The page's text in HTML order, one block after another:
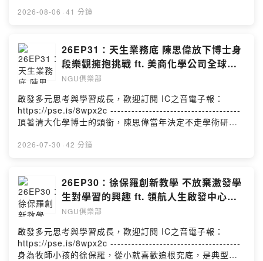
多並一展所長，也因職務關係接觸到公益領域，殊不知也
驗，後來，面對母親生病離世，和妻子流產等壓力，羅文
金靠著信仰度過難關，更毅然決定投入非營利組織工作，
幫助職場人士學習如何將工作結合信仰，結合，達到雙職
事奉與身心靈的平衡。-------------------------------------企
劃 | 王涵製作 | 王涵
2026-08-06 · 41 分鐘
26EP31：天生業務底 陳思偉放下博士身
段樂觀擁抱挑戰 ft. 美商化學公司全球業
務主管 陳思偉
NGU俱樂部
啟發多元思考與學習成長，歡迎訂閱 IC之音電子報：
https://pse.is/8wpx2c -------------------------------------
頂著清大化學博士的頭銜，陳思偉當年決定不走學術研究
此並未遇到太多的職場挫折，他始終抱持著一個正向心
務」這項工作，在與客戶的互動中，他懂得同理需求，進
而說服別人，這也使他能勝任每一個擔任過的職務。而在
家庭中，由於曾經經歷女兒血癌確診後來成功治癒，陳思
偉更加清楚工作與生活如何平衡，以及家庭在人生中的排
序。-------------------------------------企劃 | 王涵製作 | 王
涵
2026-07-30 · 42 分鐘
26EP30：徐保羅創新教學 不放棄激發學
生對學習的興趣 ft. 領航人生啟發中心執
行長 徐保羅
NGU俱樂部
啟發多元思考與學習成長，歡迎訂閱 IC之音電子報：
https://pse.is/8wpx2c -------------------------------------
身為牧師小孩的徐保羅，從小就喜歡追根究底，是典型的